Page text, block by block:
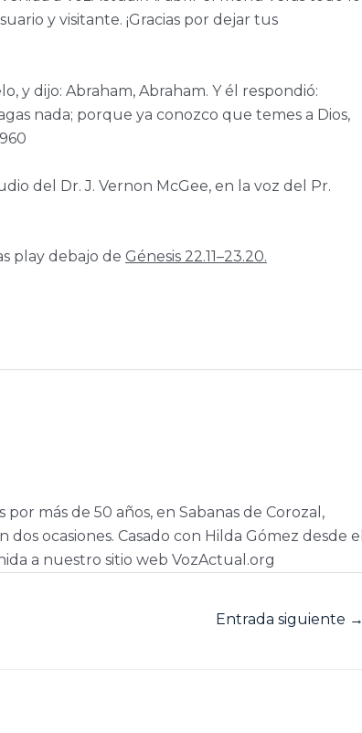
y visitante. ¡Gracias por dejar tus
y dijo: Abraham, Abraham. Y él respondió:
nada; porque ya conozco que temes a Dios,
del Dr. J. Vernon McGee, en la voz del Pr.
play debajo de Génesis 22.11–23.20.
más de 50 años, en Sabanas de Corozal,
ocasiones. Casado con Hilda Gómez desde el
a nuestro sitio web VozActual.org
Entrada siguiente →